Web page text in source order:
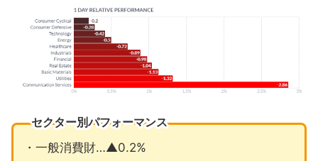
セクター別パフォーマンス
・一般消費財…▲0.2%